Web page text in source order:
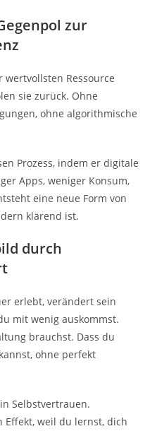
zur
wertvollsten Ressource
sie zurück. Ohne
ohne algorithmische
Prozess, indem er digitale
Apps, weniger Konsum,
eine neue Form von
klärend ist.
durch
erlebt, verändert sein
mit wenig auskommst.
brauchst. Dass du
ohne perfekt
Selbstvertrauen.
weil du lernst, dich